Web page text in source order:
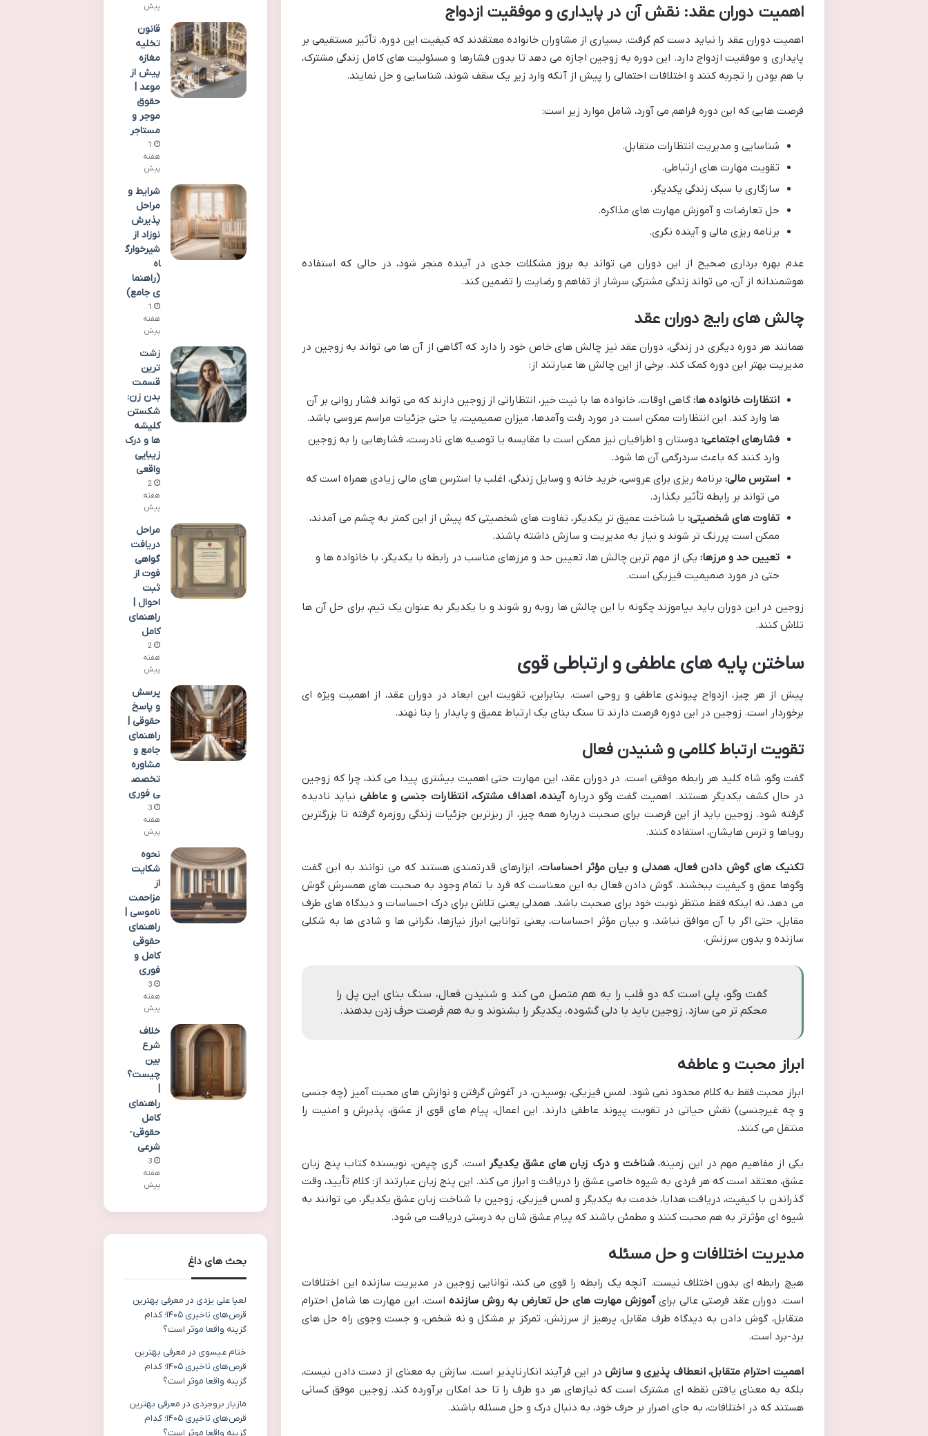
اهمیت دوران عقد: نقش آن در پایداری و موفقیت ازدواج
اهمیت دوران عقد را نباید دست کم گرفت. بسیاری از مشاوران خانواده معتقدند که کیفیت این دوره، تأثیر مستقیمی بر
پایداری و موفقیت ازدواج دارد. این دوره به زوجین اجازه می دهد تا بدون فشارها و مسئولیت های کامل زندگی مشترک،
با هم بودن را تجربه کنند و اختلافات احتمالی را پیش از آنکه وارد زیر یک سقف شوند، شناسایی و حل نمایند.
فرصت هایی که این دوره فراهم می آورد، شامل موارد زیر است:
شناسایی و مدیریت انتظارات متقابل.
تقویت مهارت های ارتباطی.
سازگاری با سبک زندگی یکدیگر.
حل تعارضات و آموزش مهارت های مذاکره.
برنامه ریزی مالی و آینده نگری.
عدم بهره برداری صحیح از این دوران می تواند به بروز مشکلات جدی در آینده منجر شود، در حالی که استفاده
هوشمندانه از آن، می تواند زندگی مشترکی سرشار از تفاهم و رضایت را تضمین کند.
چالش های رایج دوران عقد
همانند هر دوره دیگری در زندگی، دوران عقد نیز چالش های خاص خود را دارد که آگاهی از آن ها می تواند به زوجین در
مدیریت بهتر این دوره کمک کند. برخی از این چالش ها عبارتند از:
انتظارات خانواده ها: گاهی اوقات، خانواده ها با نیت خیر، انتظاراتی از زوجین دارند که می تواند فشار روانی بر آن
ها وارد کند. این انتظارات ممکن است در مورد رفت وآمدها، میزان صمیمیت، یا حتی جزئیات مراسم عروسی باشد.
فشارهای اجتماعی: دوستان و اطرافیان نیز ممکن است با مقایسه یا توصیه های نادرست، فشارهایی را به زوجین
وارد کنند که باعث سردرگمی آن ها شود.
استرس مالی: برنامه ریزی برای عروسی، خرید خانه و وسایل زندگی، اغلب با استرس های مالی زیادی همراه است که
می تواند بر رابطه تأثیر بگذارد.
تفاوت های شخصیتی: با شناخت عمیق تر یکدیگر، تفاوت های شخصیتی که پیش از این کمتر به چشم می آمدند،
ممکن است پررنگ تر شوند و نیاز به مدیریت و سازش داشته باشند.
تعیین حد و مرزها: یکی از مهم ترین چالش ها، تعیین حد و مرزهای مناسب در رابطه با یکدیگر، با خانواده ها و
حتی در مورد صمیمیت فیزیکی است.
زوجین در این دوران باید بیاموزند چگونه با این چالش ها روبه رو شوند و با یکدیگر به عنوان یک تیم، برای حل آن ها
تلاش کنند.
ساختن پایه های عاطفی و ارتباطی قوی
پیش از هر چیز، ازدواج پیوندی عاطفی و روحی است. بنابراین، تقویت این ابعاد در دوران عقد، از اهمیت ویژه ای
برخوردار است. زوجین در این دوره فرصت دارند تا سنگ بنای یک ارتباط عمیق و پایدار را بنا نهند.
تقویت ارتباط کلامی و شنیدن فعال
گفت وگو، شاه کلید هر رابطه موفقی است. در دوران عقد، این مهارت حتی اهمیت بیشتری پیدا می کند، چرا که زوجین
در حال کشف یکدیگر هستند. اهمیت گفت وگو دربارهآینده، اهداف مشترک، انتظارات جنسی و عاطفینباید نادیده
گرفته شود. زوجین باید از این فرصت برای صحبت درباره همه چیز، از ریزترین جزئیات زندگی روزمره گرفته تا بزرگترین
رویاها و ترس هایشان، استفاده کنند.
تکنیک های گوش دادن فعال، همدلی و بیان مؤثر احساسات، ابزارهای قدرتمندی هستند که می توانند به این گفت
وگوها عمق و کیفیت ببخشند. گوش دادن فعال به این معناست که فرد با تمام وجود به صحبت های همسرش گوش
می دهد، نه اینکه فقط منتظر نوبت خود برای صحبت باشد. همدلی یعنی تلاش برای درک احساسات و دیدگاه های طرف
مقابل، حتی اگر با آن موافق نباشد. و بیان مؤثر احساسات، یعنی توانایی ابراز نیازها، نگرانی ها و شادی ها به شکلی
سازنده و بدون سرزنش.
گفت وگو، پلی است که دو قلب را به هم متصل می کند و شنیدن فعال، سنگ بنای این پل را
محکم تر می سازد. زوجین باید با دلی گشوده، یکدیگر را بشنوند و به هم فرصت حرف زدن بدهند.
ابراز محبت و عاطفه
ابراز محبت فقط به کلام محدود نمی شود. لمس فیزیکی، بوسیدن، در آغوش گرفتن و نوازش های محبت آمیز (چه جنسی
و چه غیرجنسی) نقش حیاتی در تقویت پیوند عاطفی دارند. این اعمال، پیام های قوی از عشق، پذیرش و امنیت را
منتقل می کنند.
یکی از مفاهیم مهم در این زمینه،شناخت و درک زبان های عشق یکدیگر است. گری چپمن، نویسنده کتاب پنج زبان
عشق، معتقد است که هر فردی به شیوه خاصی عشق را دریافت و ابراز می کند. این پنج زبان عبارتند از: کلام تأیید، وقت
گذراندن با کیفیت، دریافت هدایا، خدمت به یکدیگر و لمس فیزیکی. زوجین با شناخت زبان عشق یکدیگر، می توانند به
شیوه ای مؤثرتر به هم محبت کنند و مطمئن باشند که پیام عشق شان به درستی دریافت می شود.
مدیریت اختلافات و حل مسئله
هیچ رابطه ای بدون اختلاف نیست. آنچه یک رابطه را قوی می کند، توانایی زوجین در مدیریت سازنده این اختلافات
است. دوران عقد فرصتی عالی برایآموزش مهارت های حل تعارض به روش سازندهاست. این مهارت ها شامل احترام
متقابل، گوش دادن به دیدگاه طرف مقابل، پرهیز از سرزنش، تمرکز بر مشکل و نه شخص، و جست وجوی راه حل های
برد-برد است.
اهمیت احترام متقابل، انعطاف پذیری و سازشدر این فرآیند انکارناپذیر است. سازش به معنای از دست دادن نیست،
بلکه به معنای یافتن نقطه ای مشترک است که نیازهای هر دو طرف را تا حد امکان برآورده کند. زوجین موفق کسانی
هستند که در اختلافات، به جای اصرار بر حرف خود، به دنبال درک و حل مسئله باشند.
پیش
قانون
تخلیه
مغازه
پیش از
موعد |
حقوق
موجر و
مستاجر
1
هفته
پیش
شرایط و
مراحل
پذیرش
نوزاد از
شیرخوارگ
اه
(راهنما
ی جامع)
1
هفته
پیش
زشت
ترین
قسمت
بدن زن:
شکستن
کلیشه
ها و درک
زیبایی
واقعی
2
هفته
پیش
مراحل
دریافت
گواهی
فوت از
ثبت
احوال |
راهنمای
کامل
2
هفته
پیش
پرسش
و پاسخ
حقوقی |
راهنمای
جامع و
مشاوره
تخصص
ی فوری
3
هفته
پیش
نحوه
شکایت
از
مزاحمت
ناموسی |
راهنمای
حقوقی
کامل و
فوری
3
هفته
پیش
خلاف
شرع
بین
چیست؟
راهنمای
کامل
حقوقی-
شرعی
3
هفته
پیش
بحث های داغ
لعیا علی یزدی در معرفی بهترین
قرص‌های تاخیری ۱۴۰۵؛ کدام
گزینه واقعا موثر است؟
ختام عیسوی در معرفی بهترین
قرص‌های تاخیری ۱۴۰۵؛ کدام
گزینه واقعا موثر است؟
مازیار بروجردی در معرفی بهترین
قرص‌های تاخیری ۱۴۰۵؛ کدام
گزینه واقعا موثر است؟